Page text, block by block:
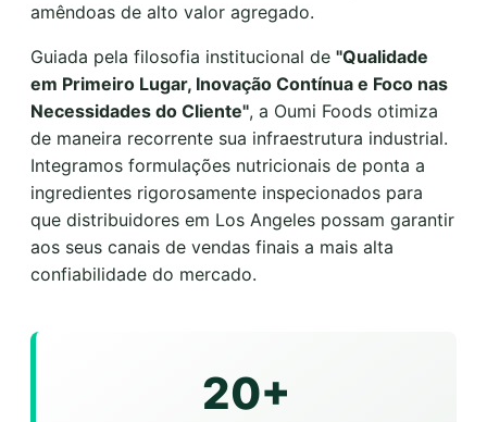
amêndoas de alto valor agregado.
Guiada pela filosofia institucional de "Qualidade
em Primeiro Lugar, Inovação Contínua e Foco nas
Necessidades do Cliente", a Oumi Foods otimiza
de maneira recorrente sua infraestrutura industrial.
Integramos formulações nutricionais de ponta a
ingredientes rigorosamente inspecionados para
que distribuidores em Los Angeles possam garantir
aos seus canais de vendas finais a mais alta
confiabilidade do mercado.
20+